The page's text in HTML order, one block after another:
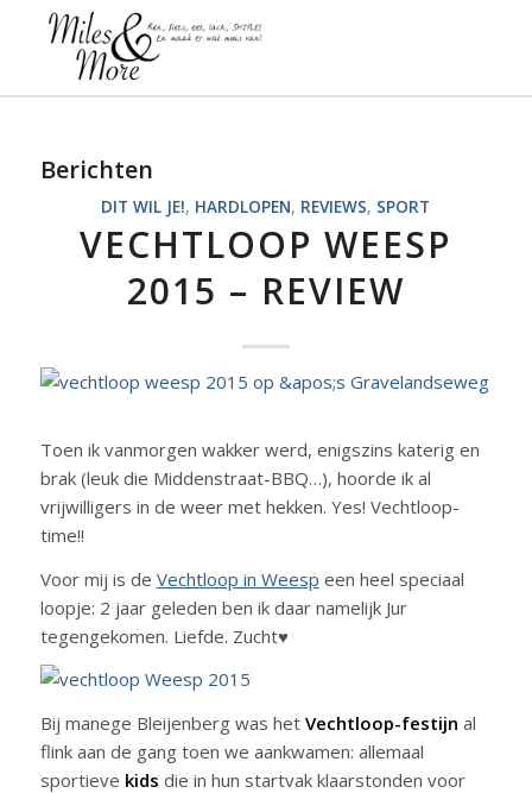
Berichten
DIT WIL JE!, HARDLOPEN, REVIEWS, SPORT
VECHTLOOP WEESP
2015 – REVIEW
Toen ik vanmorgen wakker werd, enigszins katerig en
brak (leuk die Middenstraat-BBQ…), hoorde ik al
vrijwilligers in de weer met hekken. Yes! Vechtloop-
time!!
Voor mij is de Vechtloop in Weesp een heel speciaal
loopje: 2 jaar geleden ben ik daar namelijk Jur
tegengekomen. Liefde. Zucht♥
Bij manege Bleijenberg was het Vechtloop-festijn al
flink aan de gang toen we aankwamen: allemaal
sportieve kids die in hun startvak klaarstonden voor